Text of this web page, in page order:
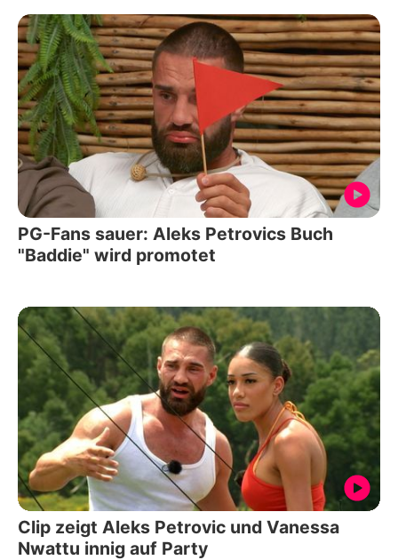
PG-Fans sauer: Aleks Petrovics Buch
"Baddie" wird promotet
Clip zeigt Aleks Petrovic und Vanessa
Nwattu innig auf Party